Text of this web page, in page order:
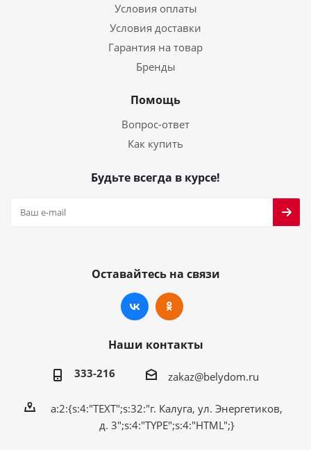
Условия оплаты
Условия доставки
Гарантия на товар
Бренды
Помощь
Вопрос-ответ
Как купить
Будьте всегда в курсе!
Оставайтесь на связи
Наши контакты
333-216 zakaz@belydom.ru
a:2:{s:4:"TEXT";s:32:"г. Калуга, ул. Энергетиков,
д. 3";s:4:"TYPE";s:4:"HTML";}